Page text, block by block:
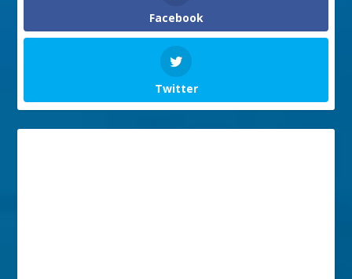
Facebook
Twitter